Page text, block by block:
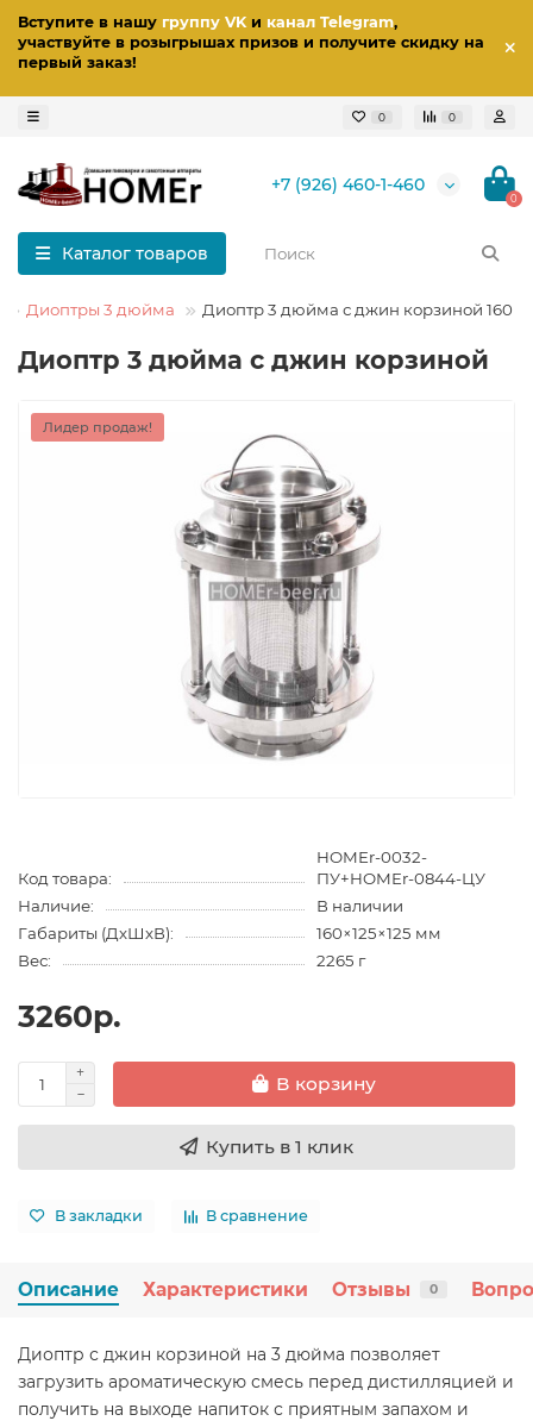
Вступите в нашу группу VKи канал Telegram,
участвуйте в розыгрышах призов и получите скидку на
первый заказ!
0 0
+7 (926) 460-1-460
0
Каталог товаров
Диоптры 3 дюйма Диоптр 3 дюйма с джин корзиной 160
Диоптр 3 дюйма с джин корзиной
Лидер продаж!
Код товара:
HOMEr-0032-
ПУ+HOMEr-0844-ЦУ
Наличие:
В наличии
Габариты (ДхШхВ):
160×125×125 мм
Вес:
2265 г
3260р.
В корзину
Купить в 1 клик
В закладки В сравнение
Описание Характеристики Отзывы 0
Диоптр с джин корзиной на 3 дюйма позволяет
загрузить ароматическую смесь перед дистилляцией и
получить на выходе напиток с приятным запахом и